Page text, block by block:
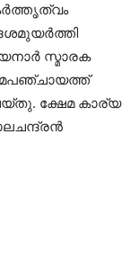
സ്മാരക
ക്ഷേമ കാര്യ